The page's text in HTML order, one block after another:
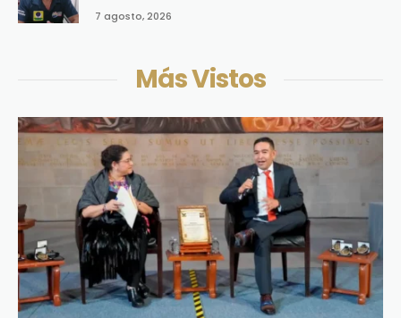
7 agosto, 2026
Más Vistos